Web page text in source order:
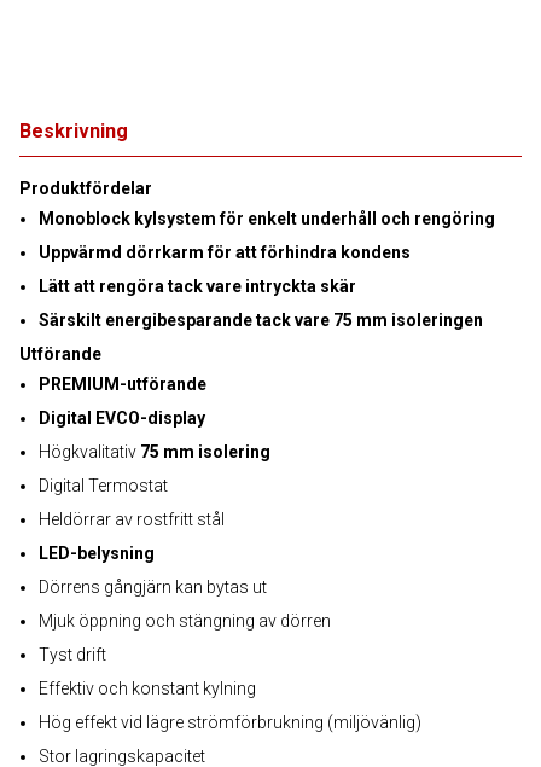
Beskrivning
Produktfördelar
Monoblock kylsystem för enkelt underhåll och rengöring
Uppvärmd dörrkarm för att förhindra kondens
Lätt att rengöra tack vare intryckta skär
Särskilt energibesparande tack vare 75 mm isoleringen
Utförande
PREMIUM-utförande
Digital EVCO-display
Högkvalitativ 75 mm isolering
Digital Termostat
Heldörrar av rostfritt stål
LED-belysning
Dörrens gångjärn kan bytas ut
Mjuk öppning och stängning av dörren
Tyst drift
Effektiv och konstant kylning
Hög effekt vid lägre strömförbrukning (miljövänlig)
Stor lagringskapacitet